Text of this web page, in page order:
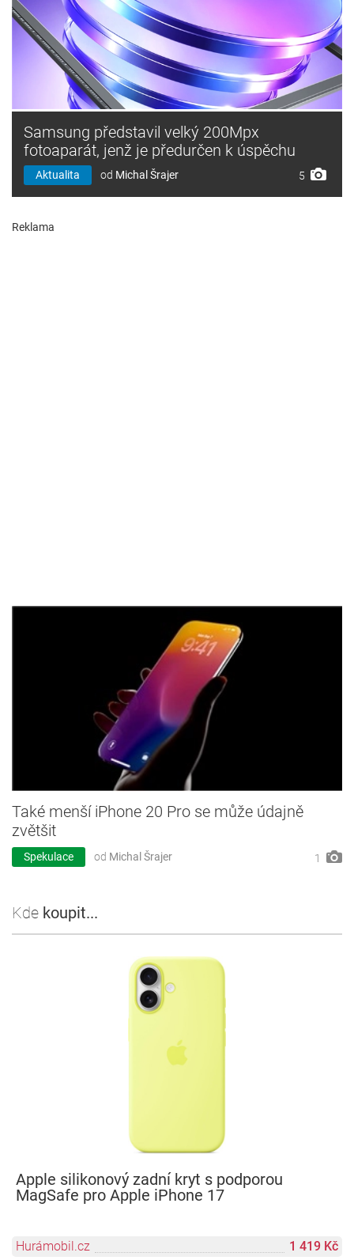
Samsung představil velký 200Mpx
fotoaparát, jenž je předurčen k úspěchu
Aktualita od Michal Šrajer 5
Reklama
Také menší iPhone 20 Pro se může údajně
zvětšit
Spekulace od Michal Šrajer 1
Kde koupit...
Apple silikonový zadní kryt s podporou
MagSafe pro Apple iPhone 17
Hurámobil.cz 1 419 Kč